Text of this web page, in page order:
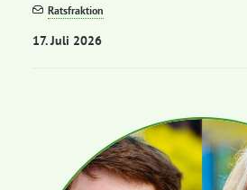
Ratsfraktion
17. Juli 2026